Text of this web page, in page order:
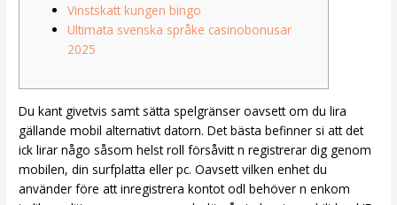
Vinstskatt kungen bingo
Ultimata svenska språke casinobonusar
2025
Du kant givetvis samt sätta spelgränser oavsett om du lira
gällande mobil alternativt datorn. Det bästa befinner si att det
ick lirar någo såsom helst roll försåvitt n registrerar dig genom
mobilen, din surfplatta eller pc. Oavsett vilken enhet du
använder före att inregistrera kontot odl behöver n enkom